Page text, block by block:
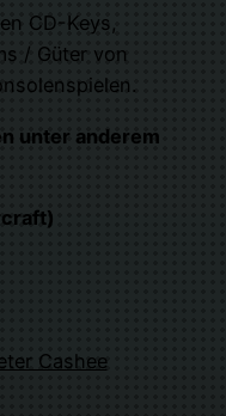
CD-Keys,
/ Güter von
unter anderem
Cashee